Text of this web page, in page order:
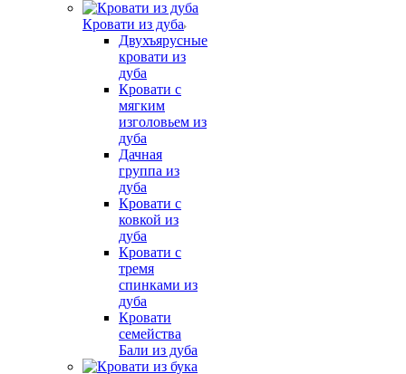
Кровати из дуба
Двухъярусные
кровати из
дуба
Кровати с
мягким
изголовьем из
дуба
Дачная
группа из
дуба
Кровати с
ковкой из
дуба
Кровати с
тремя
спинками из
дуба
Кровати
семейства
Бали из дуба